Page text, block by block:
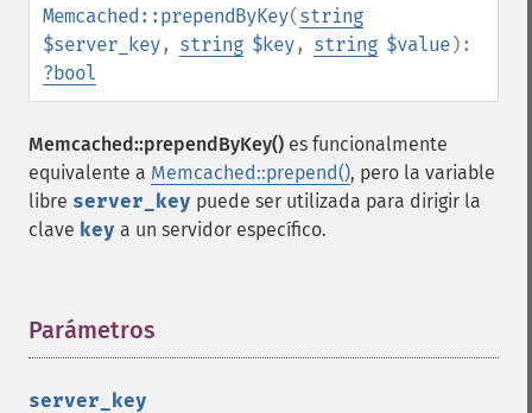
Memcached::prependByKey(string
$server_key, string $key, string $value):
?bool
Memcached::prependByKey() es funcionalmente
equivalente a Memcached::prepend(), pero la variable
libre server_key puede ser utilizada para dirigir la
clave key a un servidor específico.
Parámetros
server_key